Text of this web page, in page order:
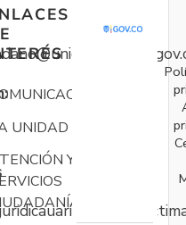
UNIDAD
Y